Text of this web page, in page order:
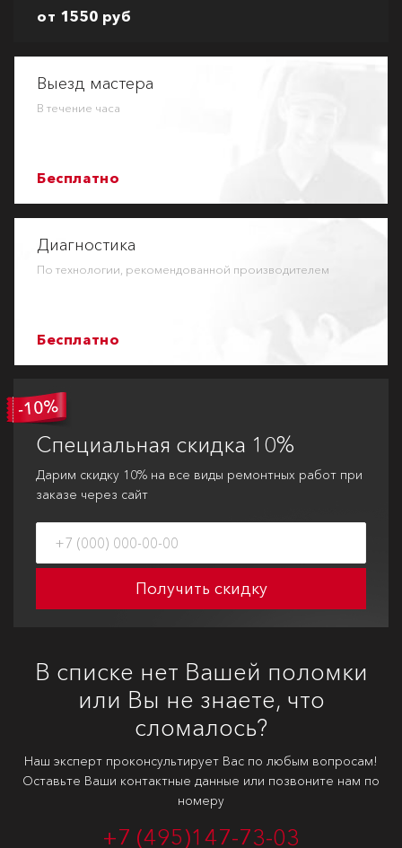
от 1550 руб
Выезд мастера
В течение часа
Бесплатно
Диагностика
По технологии, рекомендованной производителем
Бесплатно
Специальная скидка 10%
Дарим скидку 10% на все виды ремонтных работ при
заказе через сайт
Получить скидку
В списке нет Вашей поломки
или Вы не знаете, что
сломалось?
Наш эксперт проконсультирует Вас по любым вопросам!
Оставьте Ваши контактные данные или позвоните нам по
номеру
+7 (495)147-73-03